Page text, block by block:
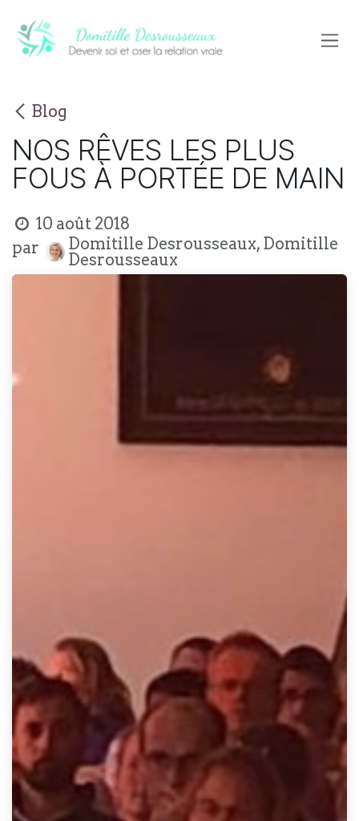
Blog
NOS RÊVES LES PLUS
FOUS À PORTÉE DE MAIN
10 août 2018
par
Domitille Desrousseaux, Domitille
Desrousseaux